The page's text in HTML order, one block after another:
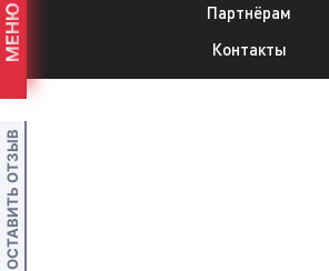
Партнёрам
Контакты
МЕНЮ
ОСТАВИТЬ ОТЗЫВ